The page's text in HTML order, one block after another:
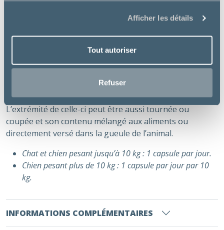
Afficher les détails
Tout autoriser
Refuser
Absorption des toxines urémiques.
Apport complémentaire en Vitamine D3
Mode d’emploi :
La technologie Twist Off est pratique et facile à utiliser.
La capsule Twist Off peut être distribuée entière.
L’extrémité de celle-ci peut être aussi tournée ou
coupée et son contenu mélangé aux aliments ou
directement versé dans la gueule de l’animal.
Chat et chien pesant jusqu’à 10 kg : 1 capsule par jour.
Chien pesant plus de 10 kg : 1 capsule par jour par 10
kg.
INFORMATIONS COMPLÉMENTAIRES